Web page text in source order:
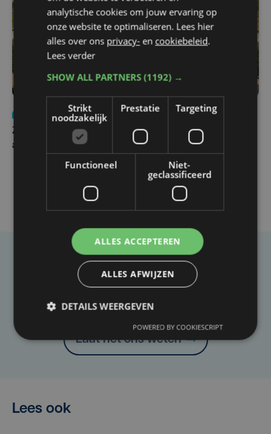
Nieuws Update
za 1 augustus | 17:21
Zwaar ongeval op E403 in Izegem: drie rijstroken
afgesloten
Taalfout opgemerkt?
Heb je een taal- of schrijffout opgemerkt in dit
artikel?
Laat het ons weten
Lees ook
analytische cookies om jouw ervaring op
onze website te optimaliseren. Lees hier
alles over ons privacy- en cookiebeleid.
Lees verder
SHOW ALL PARTNERS(1192) →
Strikt
noodzakelijk
Prestatie Targeting
Functioneel
Niet-
geclassificeerd
ALLES ACCEPTEREN
ALLES AFWIJZEN
DETAILS WEERGEVEN
POWERED BY COOKIESCRIPT